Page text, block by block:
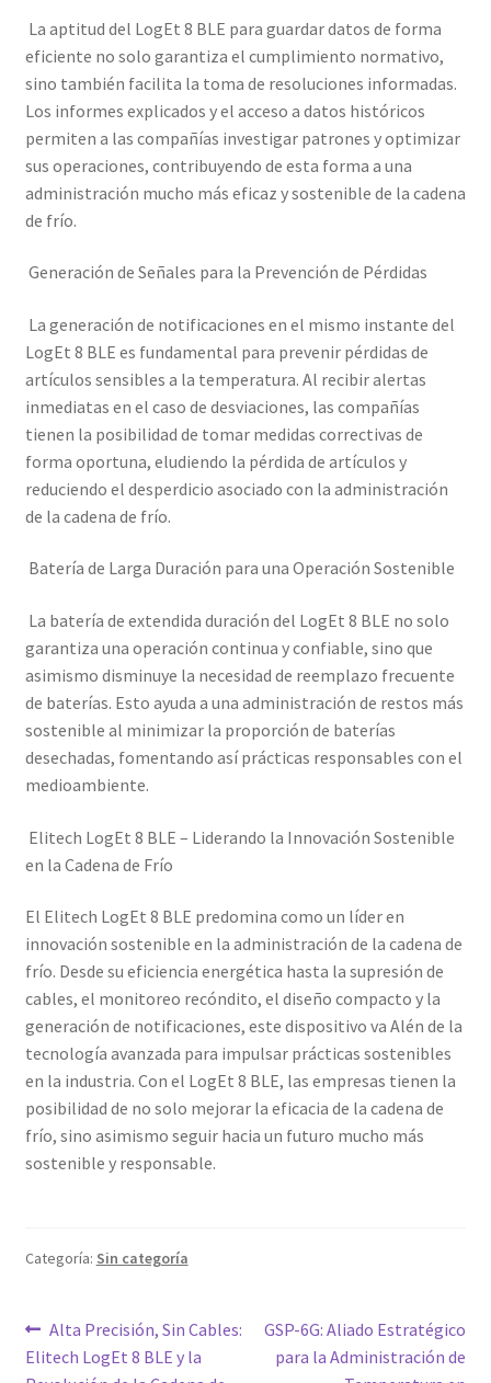
La aptitud del LogEt 8 BLE para guardar datos de forma
eficiente no solo garantiza el cumplimiento normativo,
sino también facilita la toma de resoluciones informadas.
Los informes explicados y el acceso a datos históricos
permiten a las compañías investigar patrones y optimizar
sus operaciones, contribuyendo de esta forma a una
administración mucho más eficaz y sostenible de la cadena
de frío.
Generación de Señales para la Prevención de Pérdidas
La generación de notificaciones en el mismo instante del
LogEt 8 BLE es fundamental para prevenir pérdidas de
artículos sensibles a la temperatura. Al recibir alertas
inmediatas en el caso de desviaciones, las compañías
tienen la posibilidad de tomar medidas correctivas de
forma oportuna, eludiendo la pérdida de artículos y
reduciendo el desperdicio asociado con la administración
de la cadena de frío.
Batería de Larga Duración para una Operación Sostenible
La batería de extendida duración del LogEt 8 BLE no solo
garantiza una operación continua y confiable, sino que
asimismo disminuye la necesidad de reemplazo frecuente
de baterías. Esto ayuda a una administración de restos más
sostenible al minimizar la proporción de baterías
desechadas, fomentando así prácticas responsables con el
medioambiente.
Elitech LogEt 8 BLE – Liderando la Innovación Sostenible
en la Cadena de Frío
El Elitech LogEt 8 BLE predomina como un líder en
innovación sostenible en la administración de la cadena de
frío. Desde su eficiencia energética hasta la supresión de
cables, el monitoreo recóndito, el diseño compacto y la
generación de notificaciones, este dispositivo va Alén de la
tecnología avanzada para impulsar prácticas sostenibles
en la industria. Con el LogEt 8 BLE, las empresas tienen la
posibilidad de no solo mejorar la eficacia de la cadena de
frío, sino asimismo seguir hacia un futuro mucho más
sostenible y responsable.
Categoría: Sin categoría
Navegación
Entrada
anterior:
Alta Precisión, Sin Cables:
Elitech LogEt 8 BLE y la
Siguiente
entrada:
GSP-6G: Aliado Estratégico
para la Administración de